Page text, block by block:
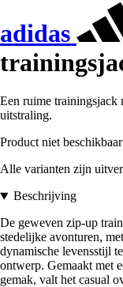
adidas
Een ruime trainingsjack
uitstraling.
Product niet beschikbaar
Alle varianten zijn
Beschrijving
De geweven zip-up
stedelijke avonturen,
dynamische levensstijl
ontwerp. Gemaakt met
gemak, valt het casual